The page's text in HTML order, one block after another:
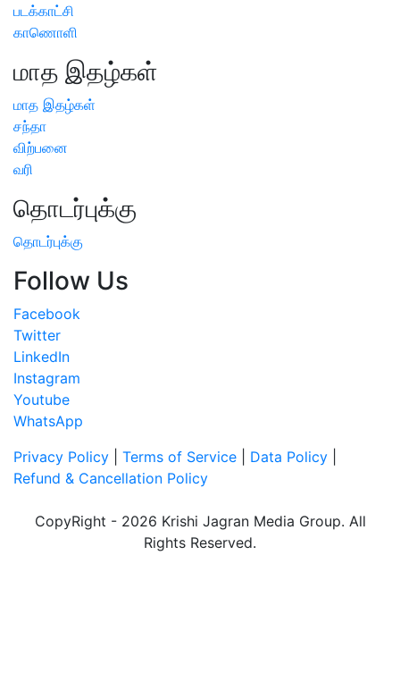
படக்காட்சி
காணொளி
மாத இதழ்கள்
மாத இதழ்கள்
சந்தா
விற்பனை
வரி
தொடர்புக்கு
தொடர்புக்கு
Follow Us
Facebook
Twitter
LinkedIn
Instagram
Youtube
WhatsApp
Privacy Policy
Terms of Service Data Policy
Refund & Cancellation Policy
CopyRight - 2026 Krishi Jagran Media Group. All
Rights Reserved.